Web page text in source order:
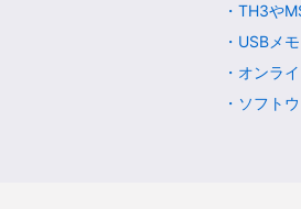
・TH3や
・USBメ
・オンラ
・ソフト